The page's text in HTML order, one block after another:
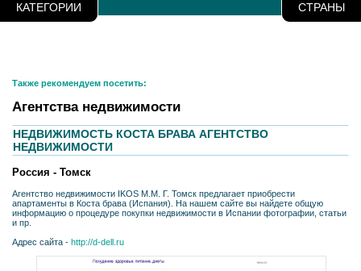
КАТЕГОРИИ СТРАНЫ
Также рекомендуем посетить:
Агентства недвижимости
НЕДВИЖИМОСТЬ КОСТА БРАВА АГЕНТСТВО
НЕДВИЖИМОСТИ
Россия - Томск
Агентство недвижимости IKOS M.M. Г. Томск предлагает приобрести
апартаменты в Коста брава (Испания). На нашем сайте вы найдете общую
информацию о процедуре покупки недвижимости в Испании фотографии, статьи
и пр.
Адрес сайта - http://d-dell.ru